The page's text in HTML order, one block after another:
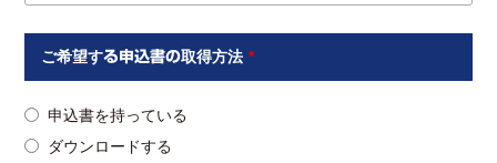
ご希望する申込書の取得方法*
申込書を持っている
ダウンロードする